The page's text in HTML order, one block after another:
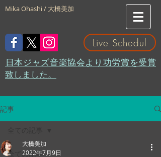
Mika Ohashi / 大橋美加
Live Schedul
​日本ジャズ音楽協会より功労賞を受賞
致しました。
記事
全ての記事
大橋美加
2022年7月9日